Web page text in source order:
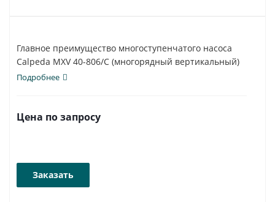
Главное преимущество многоступенчатого насоса
Calpeda MXV 40-806/C (многорядный вертикальный)
-...
Подробнее
Цена по запросу
Заказать